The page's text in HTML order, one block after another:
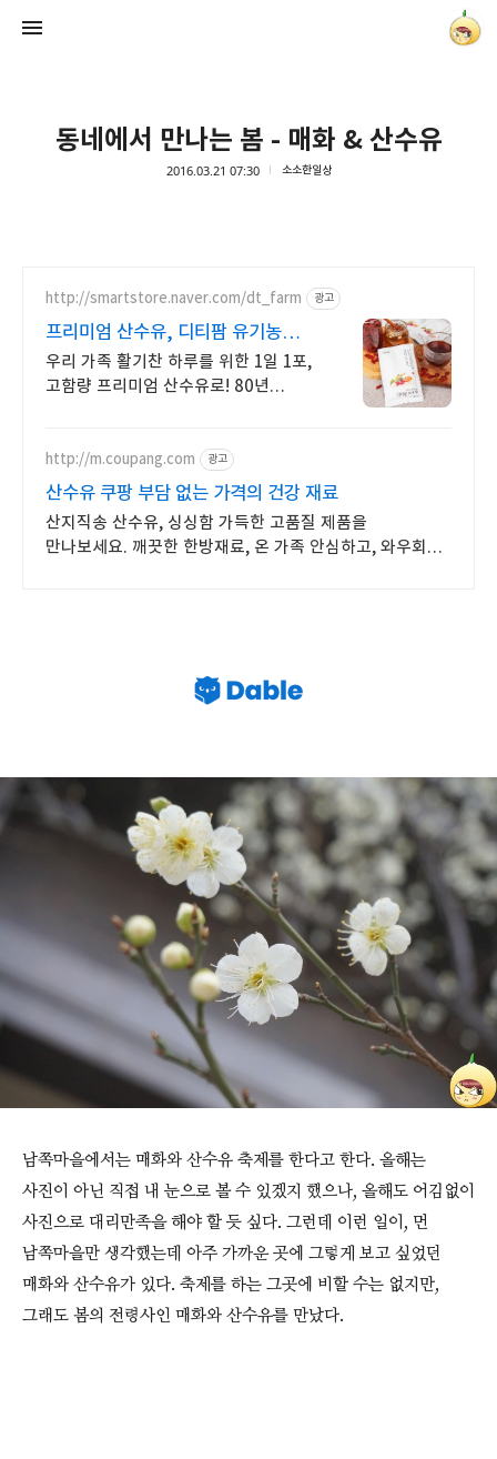
동네에서 만나는 봄 - 매화 & 산수유
2016.03.21 07:30 소소한일상
http://smartstore.naver.com/dt_farm 광고
프리미엄 산수유, 디티팜 유기농
인증된 친환경 산수유
우리 가족 활기찬 하루를 위한 1일 1포,
고함량 프리미엄 산수유로! 80년
http://m.coupang.com 광고
산수유 쿠팡 부담 없는 가격의 건강 재료
산지직송 산수유, 싱싱함 가득한 고품질 제품을
만나보세요. 깨끗한 한방재료, 온 가족 안심하고, 와우회원
남쪽마을에서는 매화와 산수유 축제를 한다고 한다. 올해는
사진이 아닌 직접 내 눈으로 볼 수 있겠지 했으나, 올해도 어김없이
사진으로 대리만족을 해야 할 듯 싶다. 그런데 이런 일이, 먼
남쪽마을만 생각했는데 아주 가까운 곳에 그렇게 보고 싶었던
매화와 산수유가 있다. 축제를 하는 그곳에 비할 수는 없지만,
그래도 봄의 전령사인 매화와 산수유를 만났다.